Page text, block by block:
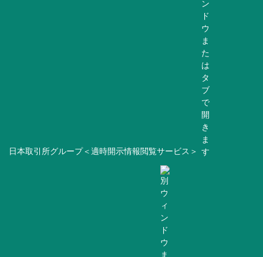
日本取引所グループ＜適時開示情報閲覧サービス＞